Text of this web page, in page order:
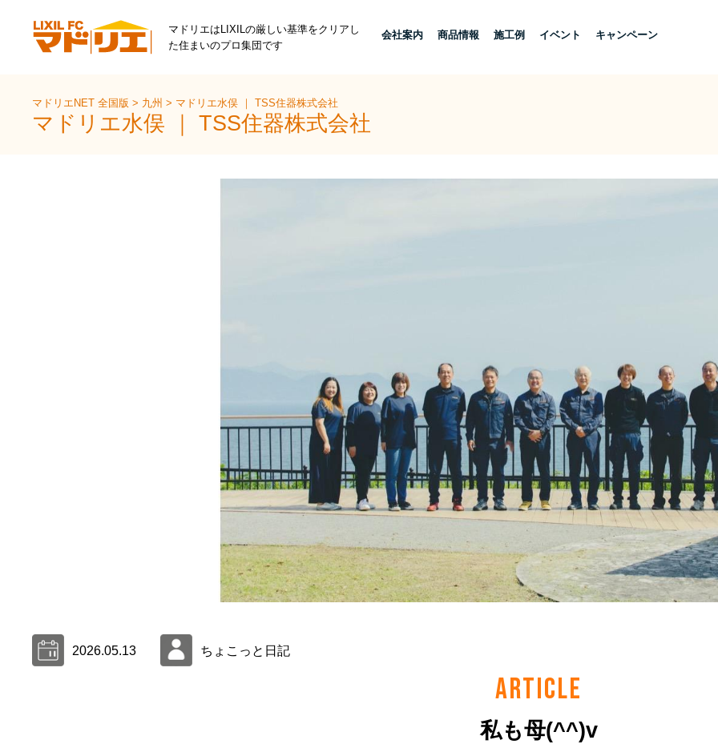
マドリエはLIXILの厳しい基準をクリアし
た住まいのプロ集団です
会社案内 商品情報 施工例 イベント キャンペーン
マドリエNET 全国版> 九州> マドリエ水俣 ｜ TSS住器株式会社
マドリエ水俣 ｜ TSS住器株式会社
2026.05.13 ちょこっと日記
ARTICLE
私も母(^^)v